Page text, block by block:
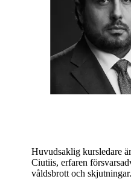
Huvudsaklig kursledare
Ciutiis, erfaren
våldsbrott och skjutningar.